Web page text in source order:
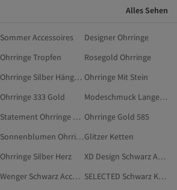
Alles Sehen
Sommer Accessoires
Designer Ohrringe
Ohrringe Tropfen
Rosegold Ohrringe
Ohrringe Silber Hängend Ohrringe Mit Stein
Ohrringe 333 Gold
Modeschmuck Lange Ketten
Statement Ohrringe Silber Ohrringe Gold 585
Sonnenblumen OhrringeGlitzer Ketten
Ohrringe Silber Herz
XD Design Schwarz Accessoires
Wenger Schwarz Accessoires
SELECTED Schwarz Kleidung